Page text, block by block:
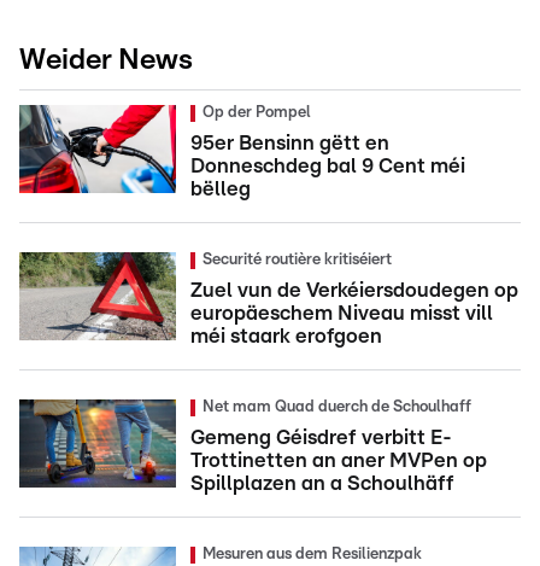
Weider News
Op der Pompel
95er Bensinn gëtt en
Donneschdeg bal 9 Cent méi
bëlleg
Securité routière kritiséiert
Zuel vun de Verkéiersdoudegen op
europäeschem Niveau misst vill
méi staark erofgoen
Net mam Quad duerch de Schoulhaff
Gemeng Géisdref verbitt E-
Trottinetten an aner MVPen op
Spillplazen an a Schoulhäff
Mesuren aus dem Resilienzpak